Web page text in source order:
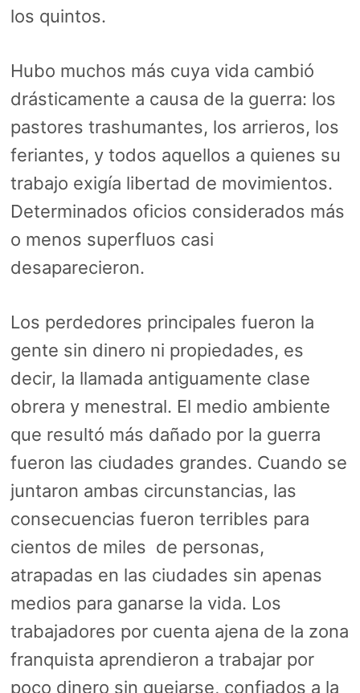
los quintos.
Hubo muchos más cuya vida cambió
drásticamente a causa de la guerra: los
pastores trashumantes, los arrieros, los
feriantes, y todos aquellos a quienes su
trabajo exigía libertad de movimientos.
Determinados oficios considerados más
o menos superfluos casi
desaparecieron.
Los perdedores principales fueron la
gente sin dinero ni propiedades, es
decir, la llamada antiguamente clase
obrera y menestral. El medio ambiente
que resultó más dañado por la guerra
fueron las ciudades grandes. Cuando se
juntaron ambas circunstancias, las
consecuencias fueron terribles para
cientos de miles de personas,
atrapadas en las ciudades sin apenas
medios para ganarse la vida. Los
trabajadores por cuenta ajena de la zona
franquista aprendieron a trabajar por
poco dinero sin quejarse, confiados a la